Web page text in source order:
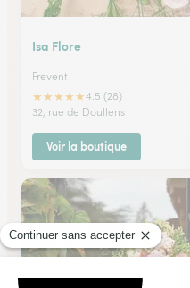
Isa Flore
Frevent
★★★★★4.5 (28)
32, rue de Doullens
Voir la boutique